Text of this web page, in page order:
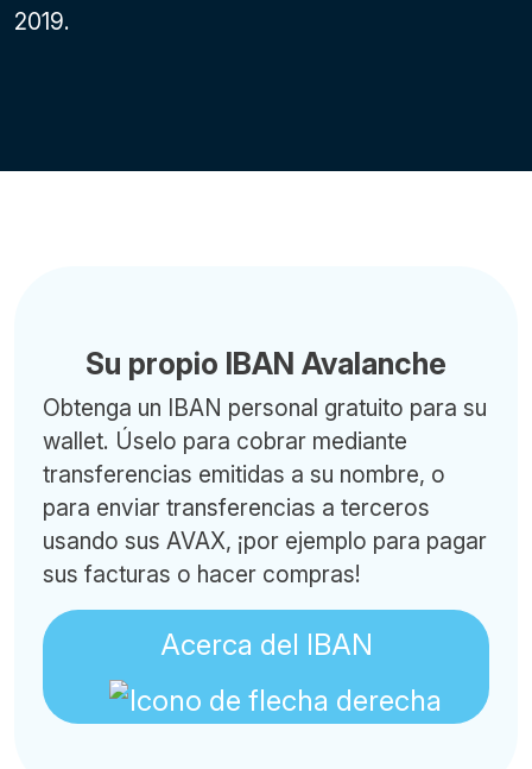
2019.
Su propio IBAN Avalanche
Obtenga un IBAN personal gratuito para su
wallet. Úselo para cobrar mediante
transferencias emitidas a su nombre, o
para enviar transferencias a terceros
usando sus AVAX, ¡por ejemplo para pagar
sus facturas o hacer compras!
Acerca del IBAN